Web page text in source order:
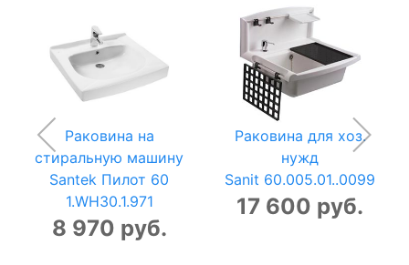
Раковина на
стиральную машину
Santek Пилот 60
1.WH30.1.971
8 970 руб.
Раковина для хоз.
нужд
Sanit 60.005.01..0099
17 600 руб.